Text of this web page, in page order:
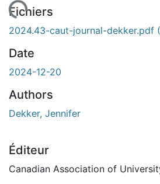
Fichiers
2024.43-caut-journal-dekker.pdf
Date
2024-12-20
Authors
Dekker, Jennifer
Éditeur
Canadian Association of